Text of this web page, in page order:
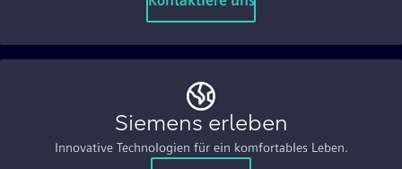
Siemens erleben
Innovative Technologien für ein komfortables Leben.